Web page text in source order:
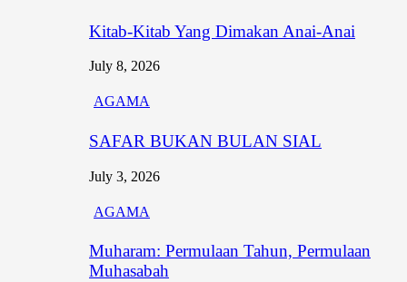
Kitab-Kitab Yang Dimakan Anai-Anai
July 8, 2026
AGAMA
SAFAR BUKAN BULAN SIAL
July 3, 2026
AGAMA
Muharam: Permulaan Tahun, Permulaan
Muhasabah